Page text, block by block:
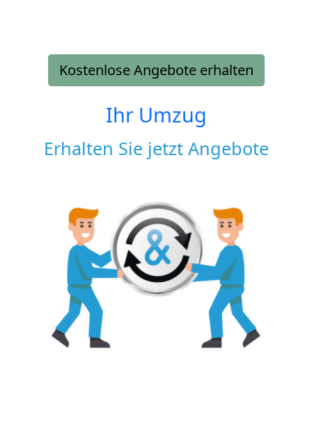
Kostenlose Angebote erhalten
Ihr Umzug
Erhalten Sie jetzt Angebote